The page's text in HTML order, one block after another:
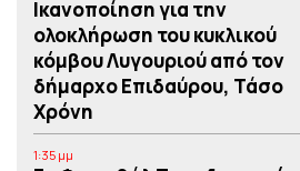
Iκανοποίηση για την
ολοκλήρωση του κυκλικού
κόμβου Λυγουριού από τον
δήμαρχο Επιδαύρου, Τάσο
Χρόνη
1:35 μμ